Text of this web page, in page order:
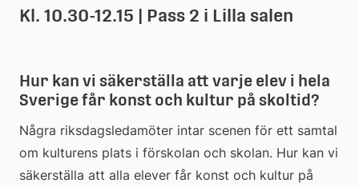
Kl. 10.30-12.15 | Pass 2 i Lilla salen
Hur kan vi säkerställa att varje elev i hela
Sverige får konst och kultur på skoltid?
Några riksdagsledamöter intar scenen för ett samtal
om kulturens plats i förskolan och skolan. Hur kan vi
säkerställa att alla elever får konst och kultur på